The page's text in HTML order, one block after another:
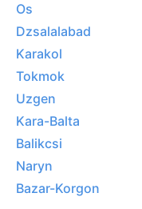
Os
Dzsalalabad
Karakol
Tokmok
Uzgen
Kara-Balta
Balikcsi
Naryn
Bazar-Korgon